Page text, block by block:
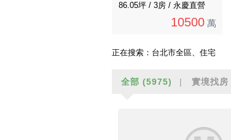
86.05坪 / 3房 / 永慶直營
10500 萬
正在搜索： 台北市全區、住宅
全部 (5975) 實境找房